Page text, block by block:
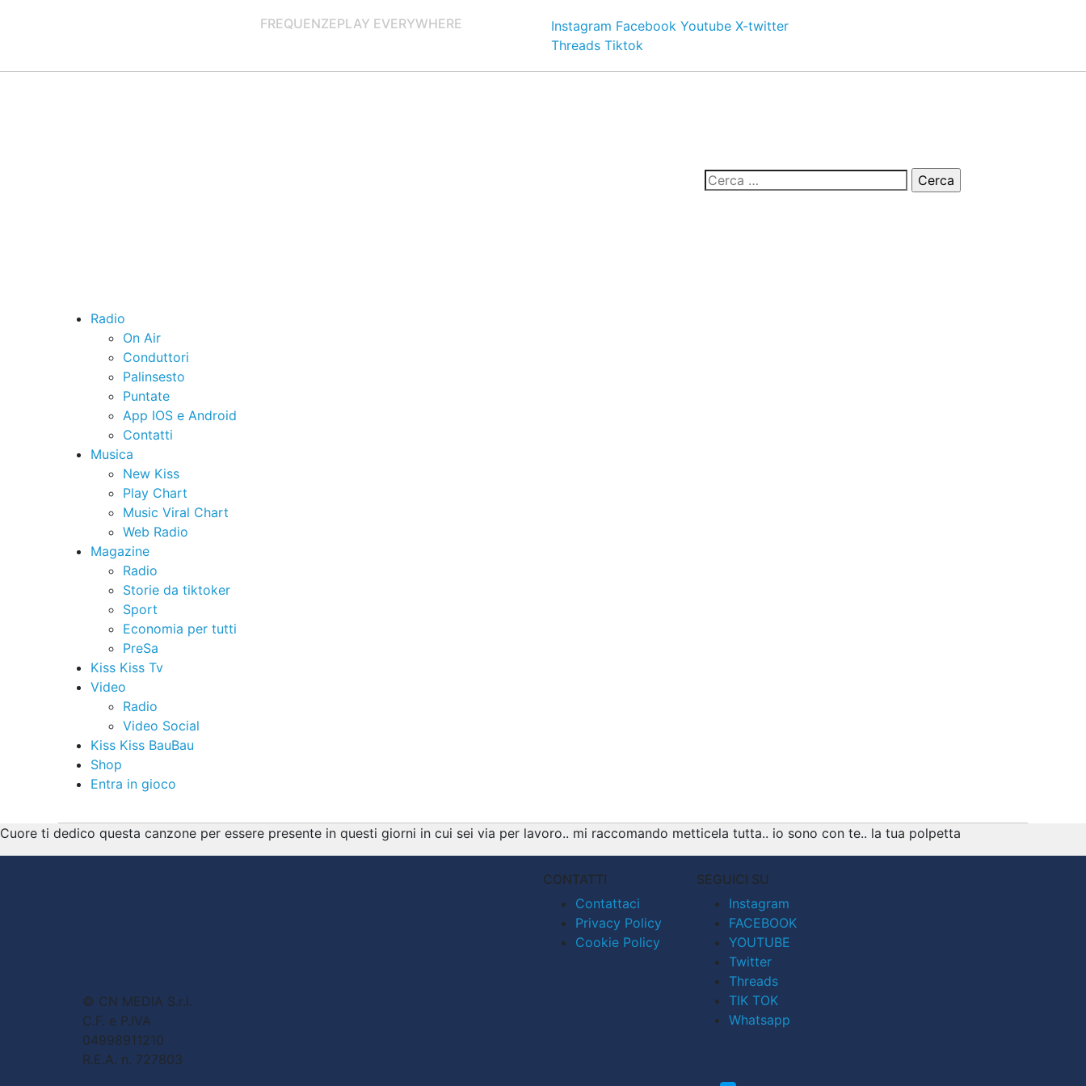
FREQUENZEPLAY EVERYWHERE Instagram Facebook Youtube X-twitter
Threads Tiktok
Radio
On Air
Conduttori
Palinsesto
Puntate
App IOS e Android
Contatti
Musica
New Kiss
Play Chart
Music Viral Chart
Web Radio
Magazine
Radio
Storie da tiktoker
Sport
Economia per tutti
PreSa
Kiss Kiss Tv
Video
Radio
Video Social
Kiss Kiss BauBau
Shop
Entra in gioco
Cuore ti dedico questa canzone per essere presente in questi giorni in cui sei via per lavoro.. mi raccomando metticela tutta.. io sono con te.. la tua polpetta
© CN MEDIA S.r.l.
C.F. e P.IVA
04998911210
R.E.A. n. 727803
CONTATTI
Contattaci
Privacy Policy
Cookie Policy
SEGUICI SU
Instagram
FACEBOOK
YOUTUBE
Twitter
Threads
TIK TOK
Whatsapp